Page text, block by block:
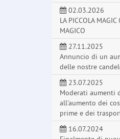
02.03.2026
LA PICCOLA
MAGICO
27.11.2025
Annuncio di un
delle nostre
23.07.2025
Moderati aumenti
all'aumento dei
prime e dei
16.07.2024